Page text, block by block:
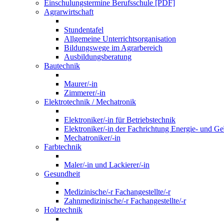
Einschulungstermine Berufsschule [PDF]
Agrarwirtschaft
Stundentafel
Allgemeine Unterrichtsorganisation
Bildungswege im Agrarbereich
Ausbildungsberatung
Bautechnik
Maurer/-in
Zimmerer/-in
Elektrotechnik / Mechatronik
Elektroniker/-in für Betriebstechnik
Elektroniker/-in der Fachrichtung Energie- und
Mechatroniker/-in
Farbtechnik
Maler/-in und Lackierer/-in
Gesundheit
Medizinische/-r Fachangestellte/-r
Zahnmedizinische/-r Fachangestellte/-r
Holztechnik